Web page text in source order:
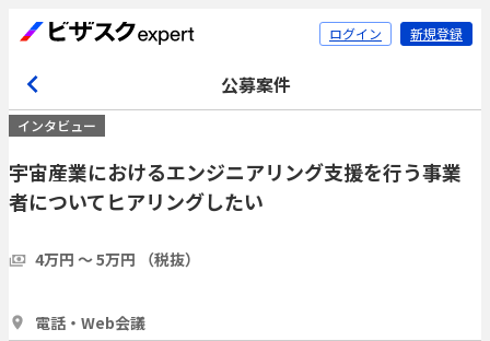
ログイン 新規登録
公募案件
インタビュー
宇宙産業におけるエンジニアリング支援を行う事業
者についてヒアリングしたい
4万円 〜 5万円 （税抜）
電話・Web会議